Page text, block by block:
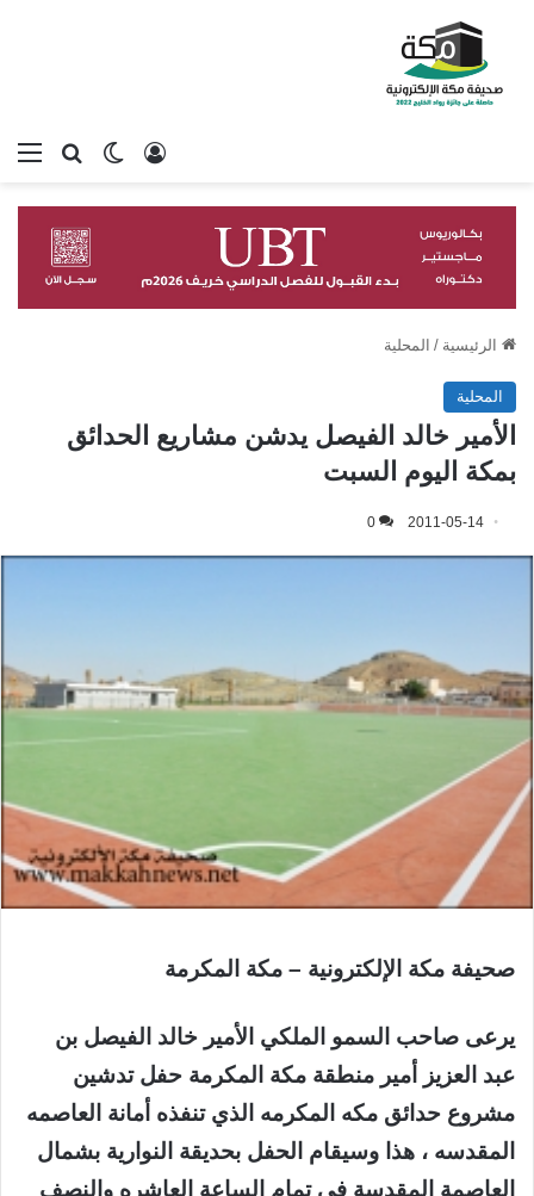
بحثالوضع
تسجيل الدخول
الرئيسية / المحلية
المحلية
الأمير خالد الفيصل يدشن مشاريع الحدائق
بمكة اليوم السبت
2011-05-14
0
صحيفة مكة الإلكترونية – مكة المكرمة
يرعى صاحب السمو الملكي الأمير خالد الفيصل بن
عبد العزيز أمير منطقة مكة المكرمة حفل تدشين
مشروع حدائق مكه المكرمه الذي تنفذه أمانة العاصمه
المقدسه ، هذا وسيقام الحفل بحديقة النوارية بشمال
العاصمة المقدسة في تمام الساعة العاشره والنصف